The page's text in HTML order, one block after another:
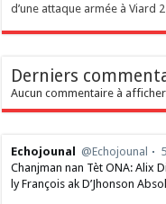
d’une attaque armée à Viard 2
Derniers
Aucun commentaire à
Echojounal @Echojounal
Chanjman nan Tèt ONA: Alix
ly François ak D’Jhonson